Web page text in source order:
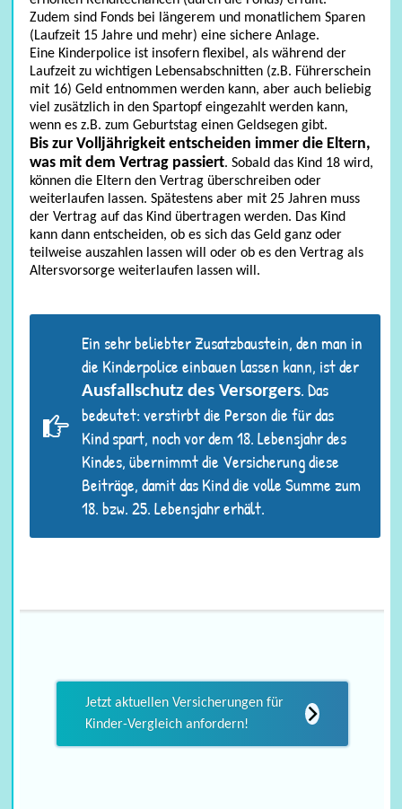
Kinderversicherung
Zudem sind Fonds bei längerem und monatlichem Sparen
(Laufzeit 15 Jahre und mehr) eine sichere Anlage.
Eine Kinderpolice ist insofern flexibel, als während der
Laufzeit zu wichtigen Lebensabschnitten (z.B. Führerschein
mit 16) Geld entnommen werden kann, aber auch beliebig
viel zusätzlich in den Spartopf eingezahlt werden kann,
wenn es z.B. zum Geburtstag einen Geldsegen gibt.
Bis zur Volljährigkeit entscheiden immer die Eltern,
was mit dem Vertrag passiert. Sobald das Kind 18 wird,
können die Eltern den Vertrag überschreiben oder
weiterlaufen lassen. Spätestens aber mit 25 Jahren muss
der Vertrag auf das Kind übertragen werden. Das Kind
kann dann entscheiden, ob es sich das Geld ganz oder
teilweise auszahlen lassen will oder ob es den Vertrag als
Altersvorsorge weiterlaufen lassen will.
Ein sehr beliebter Zusatzbaustein, den man in
die Kinderpolice einbauen lassen kann, ist der
Ausfallschutz des Versorgers. Das
bedeutet: verstirbt die Person die für das
Kind spart, noch vor dem 18. Lebensjahr des
Kindes, übernimmt die Versicherung diese
Beiträge, damit das Kind die volle Summe zum
18. bzw. 25. Lebensjahr erhält.
Jetzt aktuellen Versicherungen für
Kinder-Vergleich anfordern!